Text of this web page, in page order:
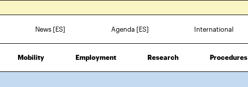
News [ES] Agenda [ES] International
Mobility Employment Research Procedures